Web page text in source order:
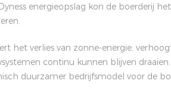
energieopslag kon de boerderij
het verlies van zonne-energie,
continu kunnen blijven
duurzamer bedrijfsmodel voor de